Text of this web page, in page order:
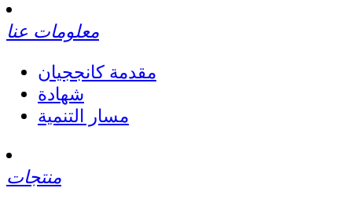
معلومات عنا
مقدمة كانججيان
شهادة
مسار التنمية
منتجات